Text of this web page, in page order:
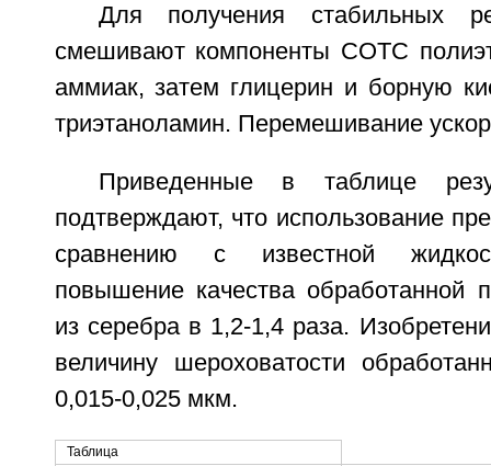
Для получения стабильных
смешивают компоненты СОТС
аммиак, затем глицерин и борную
триэтаноламин. Перемешивание
Приведенные в таблице
подтверждают, что использование
сравнению с известной
повышение качества обработанной
из серебра в 1,2-1,4 раза.
величину шероховатости
0,015-0,025 мкм.
Таблица